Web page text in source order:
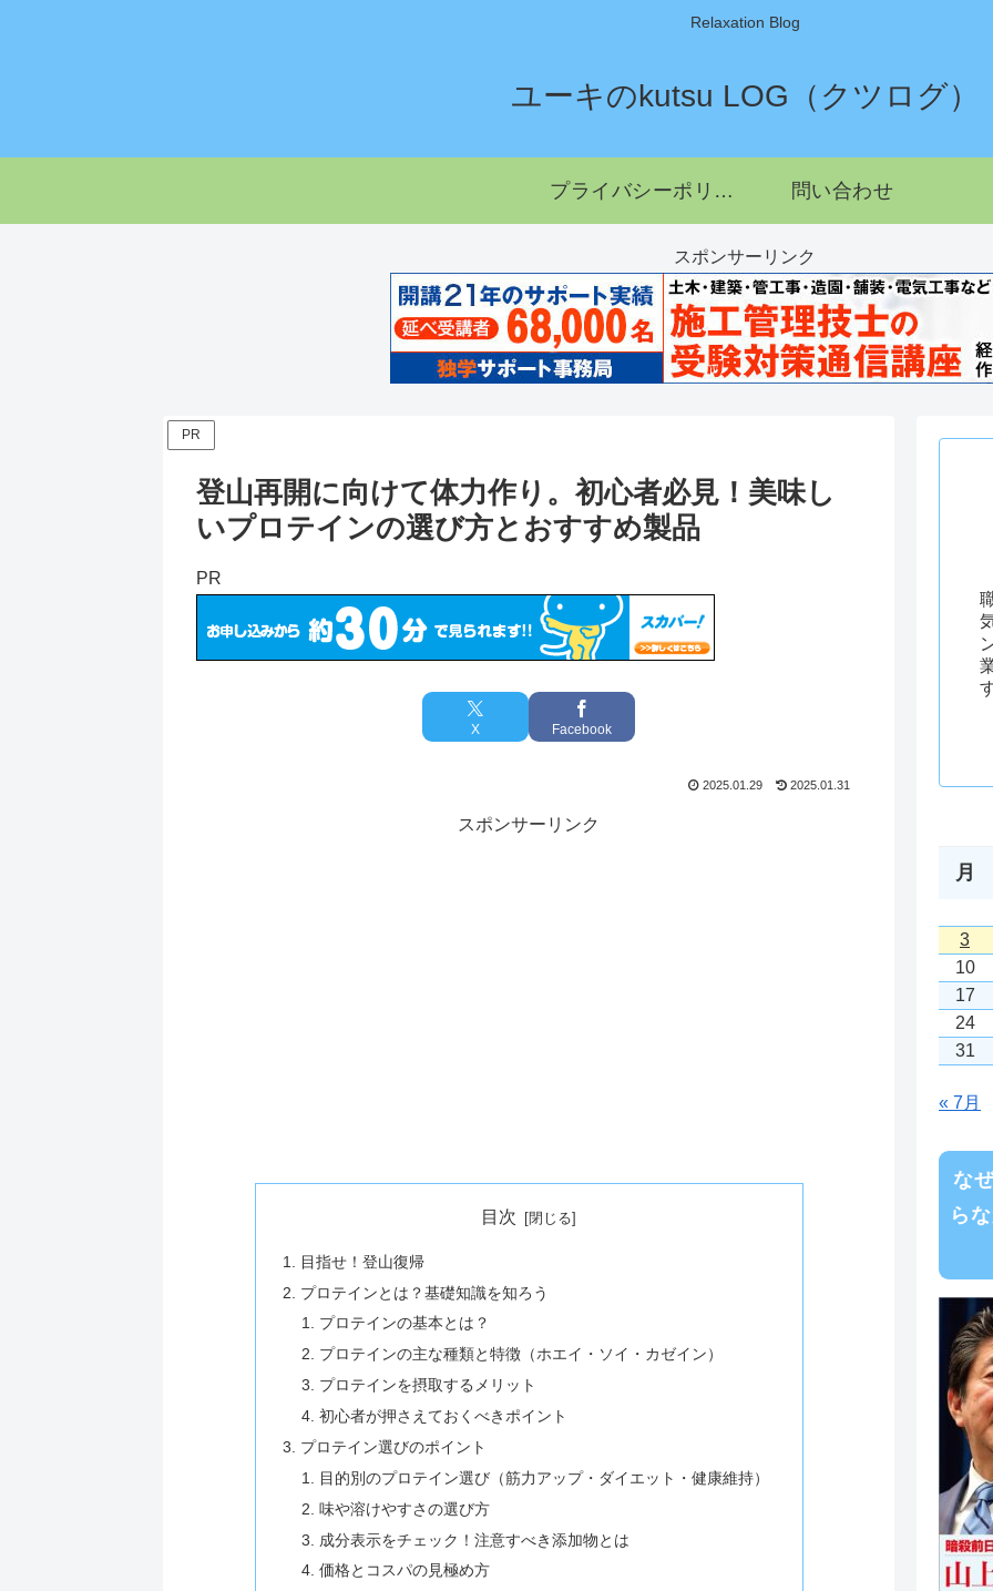
Relaxation Blog
ユーキのkutsu LOG（クツログ）
プライバシーポリシー 問い合わせ
スポンサーリンク
PR
登山再開に向けて体力作り。初心者必見！美味し
いプロテインの選び方とおすすめ製品
PR
X Facebook
2025.01.29 2025.01.31
スポンサーリンク
目次
目指せ！登山復帰
プロテインとは？基礎知識を知ろう
プロテインの基本とは？
プロテインの主な種類と特徴（ホエイ・ソイ・カゼイン）
プロテインを摂取するメリット
初心者が押さえておくべきポイント
プロテイン選びのポイント
目的別のプロテイン選び（筋力アップ・ダイエット・健康維持）
味や溶けやすさの選び方
成分表示をチェック！注意すべき添加物とは
価格とコスパの見極め方
月
3
10
17
24
31
« 7月
な
ら